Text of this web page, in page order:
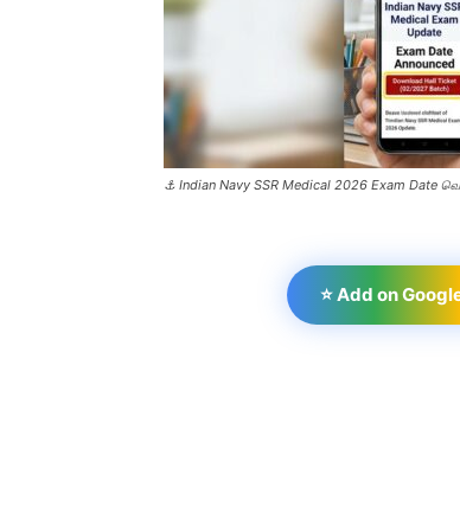
⚓ Indian Navy SSR Medical 2026 Exam Date
⭐ Add on